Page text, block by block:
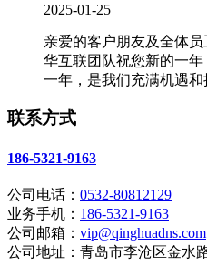
2025-01-25
亲爱的客户朋友及全体
华互联团队祝您新的一
一年，是我们充满机遇和
联系方式
186-5321-9163
公司电话： 0532-80812129
业务手机： 186-5321-9163
公司邮箱： vip@qinghuadns.com
公司地址：青岛市李沧区金水